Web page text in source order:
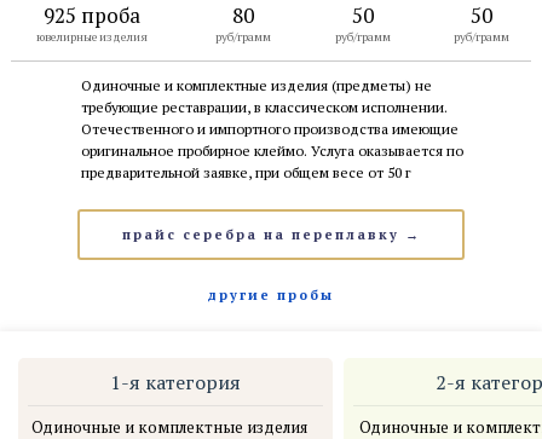
Одиночные и комплектные изделия (предметы) не
требующие реставрации, в классическом исполнении.
Отечественного и импортного производства имеющие
оригинальное пробирное клеймо. Услуга оказывается по
предварительной заявке, при общем весе от 50 г
прайс серебра на переплавку →
925 проба 80 50 50
руб/грамм руб/грамм руб/грамм
ювелирные изделия
другие пробы
Одиночные и комплектные изделия
Одиночные и
1-я категория 2-я